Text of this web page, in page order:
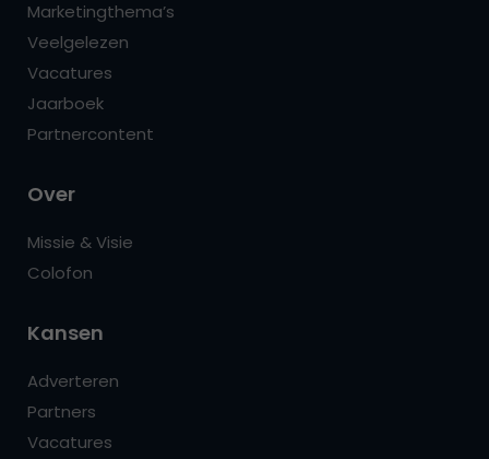
Marketingthema’s
Veelgelezen
Vacatures
Jaarboek
Partnercontent
Over
Missie & Visie
Colofon
Kansen
Adverteren
Partners
Vacatures